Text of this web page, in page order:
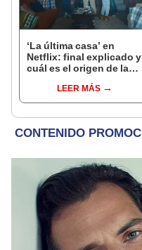
‘La última casa’ en
Netflix: final explicado y
cuál es el origen de las
LEER MÁS